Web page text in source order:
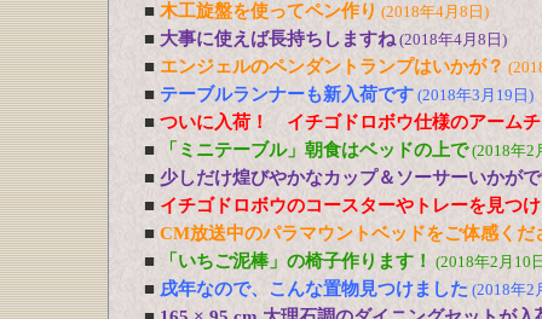
■ 木工旋盤を使ってペン作り (2018年4月8日)
■ 大事に使えば長持ちしますね(2018年4月8日)
■ エンジェルのペンダントランプはいかが？
■ テーブルランナーも新入荷です (2018年3月19日)
■ ついに入荷！ イチゴドロボウ仕様のアーム
■
「ミニテーブル」朝食はベッドの上で(2018年2
■ 少しだけ煌びやかなカップ＆ソーサーいかが
■ イチゴドロボウのコースターやトレーを見つ
■ CM放送中のパラマウントベッドをご体感くだ
■
「いちご泥棒」の椅子作ります！ (2018年2月10
■ 戌年なので、こんな置物見つけました (2018年2